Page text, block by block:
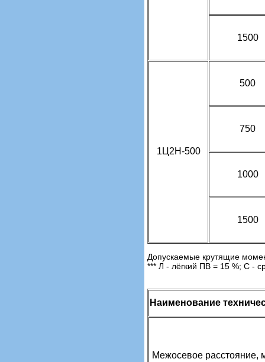
1500
1Ц2Н-500
500
750
1000
1500
Допускаемые крутящие
*** Л - лёгкий ПВ = 15 %; С -
Наименование
Межосевое расстояние,